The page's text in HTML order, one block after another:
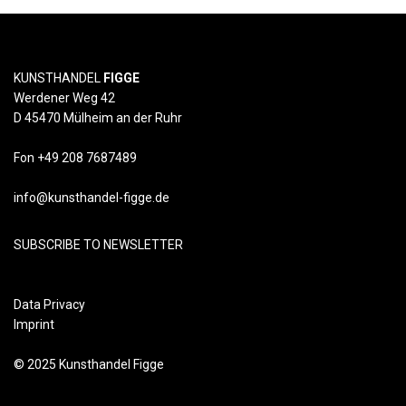
KUNSTHANDEL FIGGE
Werdener Weg 42
D 45470 Mülheim an der Ruhr
Fon +49 208 7687489
info@kunsthandel-figge.de
SUBSCRIBE TO NEWSLETTER
Data Privacy
Imprint
© 2025 Kunsthandel Figge